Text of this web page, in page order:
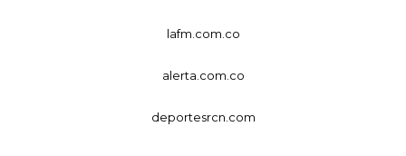
lafm.com.co
alerta.com.co
deportesrcn.com